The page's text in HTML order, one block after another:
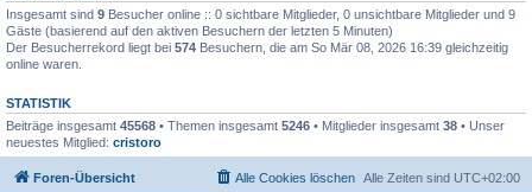
Insgesamt sind 9 Besucher online :: 0 sichtbare Mitglieder, 0 unsichtbare Mitglieder und 9
Gäste (basierend auf den aktiven Besuchern der letzten 5 Minuten)
Der Besucherrekord liegt bei 574 Besuchern, die am So Mär 08, 2026 16:39 gleichzeitig
online waren.
STATISTIK
Beiträge insgesamt 45568 • Themen insgesamt 5246 • Mitglieder insgesamt 38 • Unser
neuestes Mitglied: cristoro
Foren-Übersicht Alle Zeiten sind UTC+02:00
Alle Cookies löschen